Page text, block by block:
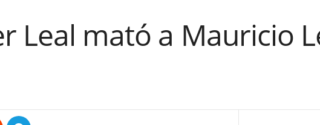
Leal mató a Mauricio